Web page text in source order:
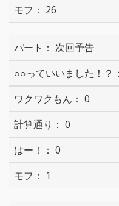
26
次回予告
0
0
0
1